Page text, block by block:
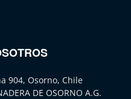
904, Osorno, Chile
DE OSORNO A.G.